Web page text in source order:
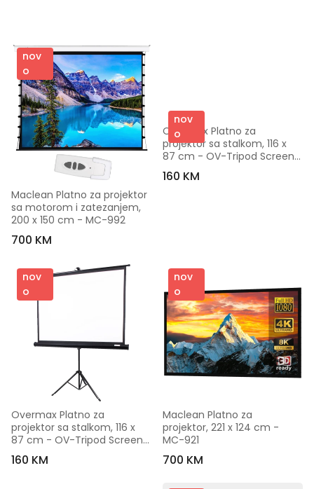
nov
o
Maclean Platno za projektor
sa motorom i zatezanjem,
200 x 150 cm - MC-992
700 KM
nov
o
Overmax Platno za
projektor sa stalkom, 116 x
87 cm - OV-Tripod Screen
60
160 KM
nov
o
Overmax Platno za
projektor sa stalkom, 116 x
87 cm - OV-Tripod Screen
60
160 KM
nov
o
Maclean Platno za
projektor, 221 x 124 cm -
MC-921
700 KM